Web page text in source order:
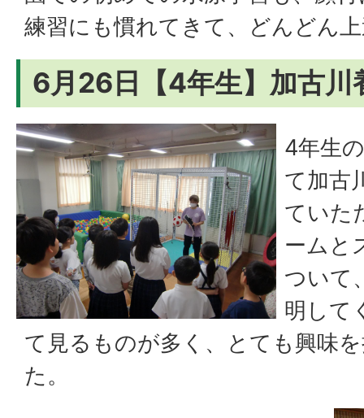
練習にも慣れてきて、どんどん
6月26日【4年生】加古川
4年生
て加古
ていた
ームと
ついて
明して
て見るものが多く、とても興味
た。